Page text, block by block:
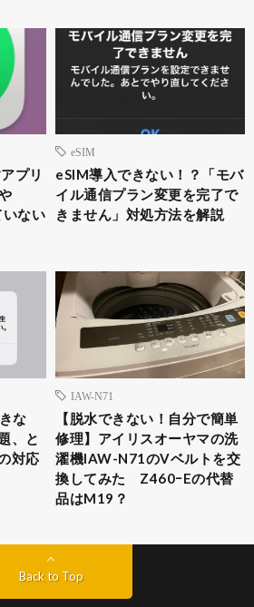
プリ
ない
eSIM
eSIM導入できない！？「モバ
イル通信プラン変更を完了で
きません」対処方法を解説
な
、と
対応
IAW-N71
【脱水できない！自分で簡単
修理】アイリスオーヤマの洗
濯機IAW-N71のVベルトを交
換してみた Z460ｰEの代替
品はM19？
Back to Top